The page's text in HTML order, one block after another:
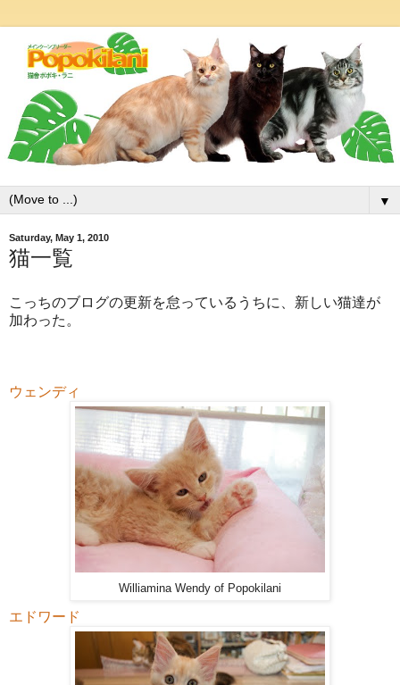
▼
Saturday, May 1, 2010
猫一覧
こっちのブログの更新を怠っているうちに、新しい猫達が
加わった。
ウェンディ
Williamina Wendy of Popokilani
エドワード